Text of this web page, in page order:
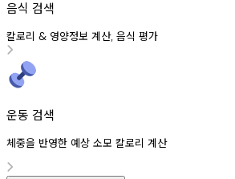
음식 검색
칼로리 & 영양정보 계산, 음식 평가
운동 검색
체중을 반영한 예상 소모 칼로리 계산